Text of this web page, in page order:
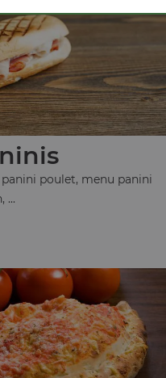
poulet, menu panini
...